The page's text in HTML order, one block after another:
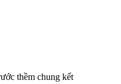
thềm chung kết